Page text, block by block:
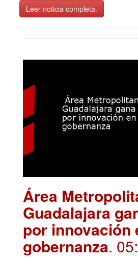
Leer noticia completa.
Área
Guadalajara
por innovación
gobernanza.